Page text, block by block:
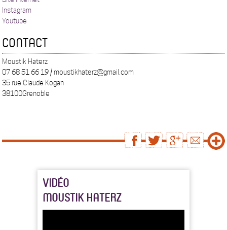
Instagram
Youtube
CONTACT
Moustik Haterz
07 68 51 66 19 / moustikhaterz@gmail.com
35 rue Claude Kogan
38100Grenoble
VIDÉO
MOUSTIK HATERZ